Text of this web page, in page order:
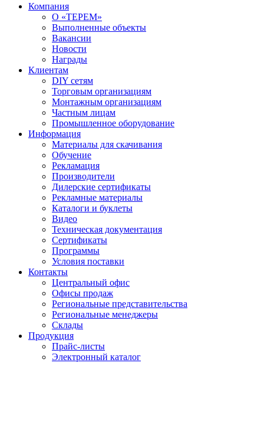
Компания
О «ТЕРЕМ»
Выполненные объекты
Вакансии
Новости
Награды
Клиентам
DIY сетям
Торговым организациям
Монтажным организациям
Частным лицам
Промышленное оборудование
Информация
Материалы для скачивания
Обучение
Рекламация
Производители
Дилерские сертификаты
Рекламные материалы
Каталоги и буклеты
Видео
Техническая документация
Сертификаты
Программы
Условия поставки
Контакты
Центральный офис
Офисы продаж
Региональные представительства
Региональные менеджеры
Склады
Продукция
Прайс-листы
Электронный каталог